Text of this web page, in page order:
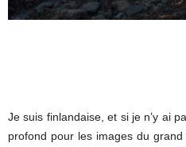
Je suis finlandaise, et si je n’y ai
profond pour les images du